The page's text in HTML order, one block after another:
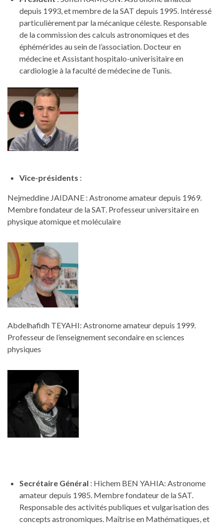
depuis 1993, et membre de la SAT depuis 1995. Intéressé
particulièrement par la mécanique céleste. Responsable
de la commission des calculs astronomiques et des
éphémérides au sein de l’association. Docteur en
médecine et Assistant hospitalo-univerisitaire en
cardiologie à la faculté de médecine de Tunis.
Vice-présidents :
Nejmeddine JAIDANE : Astronome amateur depuis 1969.
Membre fondateur de la SAT. Professeur universitaire en
physique atomique et moléculaire
Abdelhafidh TEYAHI: Astronome amateur depuis 1999.
Professeur de l’enseignement secondaire en sciences
physiques
Secrétaire Général : Hichem BEN YAHIA: Astronome
amateur depuis 1985. Membre fondateur de la SAT.
Responsable des activités publiques et vulgarisation des
concepts astronomiques. Maîtrise en Mathématiques, et